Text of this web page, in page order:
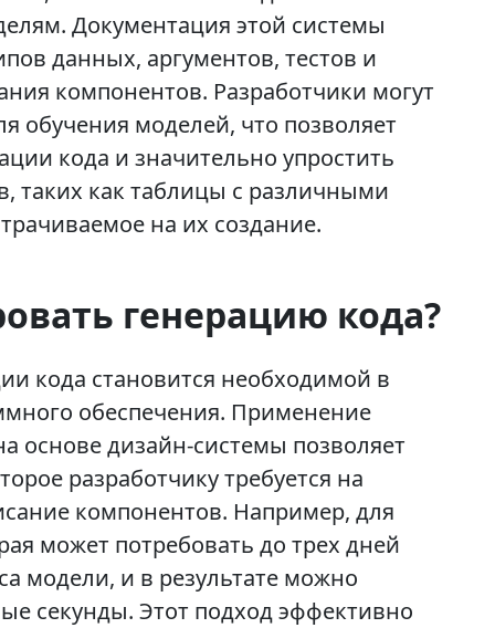
Документация этой системы
данных, аргументов, тестов и
компонентов. Разработчики могут
обучения моделей, что позволяет
кода и значительно упростить
таких как таблицы с различными
на их создание.
генерацию кода?
кода становится необходимой в
обеспечения. Применение
основе дизайн-системы позволяет
разработчику требуется на
компонентов. Например, для
может потребовать до трех дней
модели, и в результате можно
секунды. Этот подход эффективно